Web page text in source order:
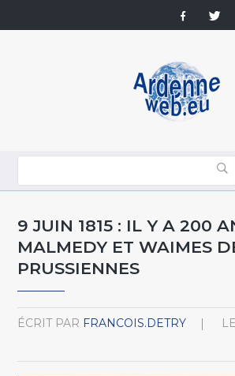
9 JUIN 1815 : IL Y A 200
MALMEDY ET WAIMES
PRUSSIENNES
ÉCRIT PAR FRANCOIS.DETRY LE